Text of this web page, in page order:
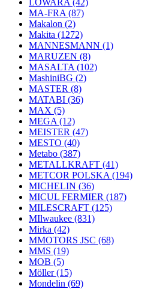
LOWARA (42)
MA-FRA (87)
Makalon (2)
Makita (1272)
MANNESMANN (1)
MARUZEN (8)
MASALTA (102)
MashiniBG (2)
MASTER (8)
MATABI (36)
MAX (5)
MEGA (12)
MEISTER (47)
MESTO (40)
Metabo (387)
METALLKRAFT (41)
METCOR POLSKA (194)
MICHELIN (36)
MICUL FERMIER (187)
MILESCRAFT (125)
MIlwaukee (831)
Mirka (42)
MMOTORS JSC (68)
MMS (19)
MOB (5)
Möller(15)
Mondelin (69)